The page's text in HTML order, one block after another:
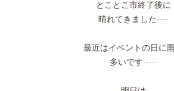
とことこ市終了後に
晴れてきました····
最近はイベントの日に
多いです·····